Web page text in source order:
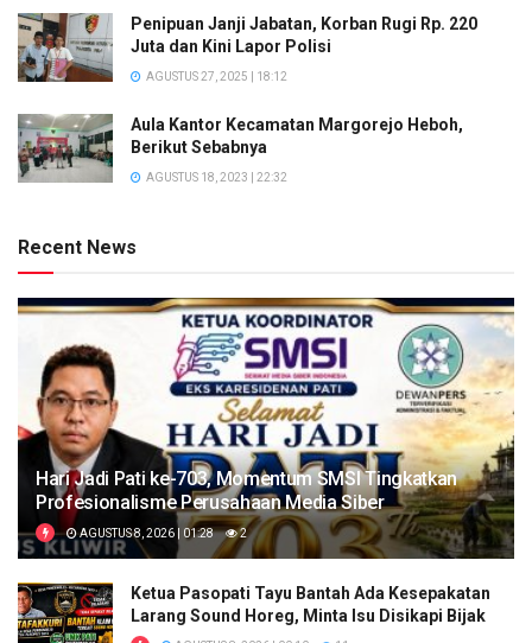
Penipuan Janji Jabatan, Korban Rugi Rp. 220
Juta dan Kini Lapor Polisi
AGUSTUS 27, 2025 | 18:12
Aula Kantor Kecamatan Margorejo Heboh,
Berikut Sebabnya
AGUSTUS 18, 2023 | 22:32
Recent News
Hari Jadi Pati ke-703, Momentum SMSI Tingkatkan
Profesionalisme Perusahaan Media Siber
AGUSTUS 8, 2026 | 01:28 2
Ketua Pasopati Tayu Bantah Ada Kesepakatan
Larang Sound Horeg, Minta Isu Disikapi Bijak